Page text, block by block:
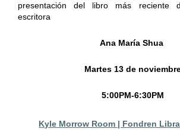
presentación del libro más reciente
escritora
Ana María Shua
Martes 13 de
5:00PM-6:30PM
Kyle Morrow Room | Fondren